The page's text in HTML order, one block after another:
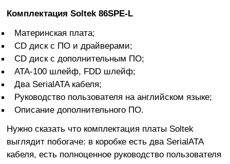
Комплектация Soltek 86SPE-L
Материнская плата;
CD диск с ПО и драйверами;
CD диск с дополнительным ПО;
ATA-100 шлейф, FDD шлейф;
Два SerialATA кабеля;
Руководство пользователя на английском языке;
Описание дополнительного ПО.
Нужно сказать что комплектация платы Soltek
выглядит побогаче: в коробке есть два SerialATA
кабеля, есть полноценное руководство пользователя